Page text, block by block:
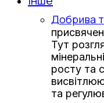
Добрива
Тут
росту та
та